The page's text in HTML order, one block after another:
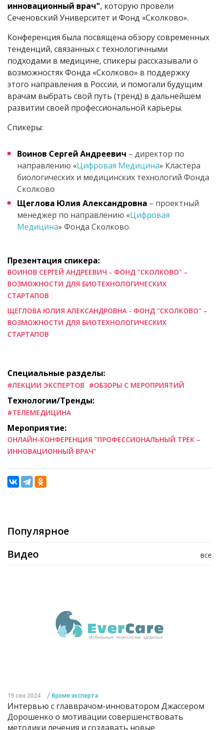
инновационный врач", которую провели
Сеченовский Университет и Фонд «Сколково».
Конференция была посвящена обзору современных
тенденций, связанных с технологичными
подходами в медицине, спикеры рассказывали о
возможностях Фонда «Сколково» в поддержку
этого направления в России, и помогали будущим
врачам выбрать свой путь (тренд) в дальнейшем
развитии своей профессиональной карьеры.
Спикеры:
Воинов Сергей Андреевич – директор по
направлению «Цифровая Медицина» Кластера
биологических и медицинских технологий Фонда
Сколково
Щеглова Юлия Александровна – проектный
менеджер по направлению «Цифровая
Медицина» Фонда Сколково.
Презентация спикера:
ВОИНОВ СЕРГЕЙ АНДРЕЕВИЧ - ФОНД "СКОЛКОВО" –
ВОЗМОЖНОСТИ ДЛЯ БИОТЕХНОЛОГИЧЕСКИХ
СТАРТАПОВ
ЩЕГЛОВА ЮЛИЯ АЛЕКСАНДРОВНА - ФОНД "СКОЛКОВО" –
ВОЗМОЖНОСТИ ДЛЯ БИОТЕХНОЛОГИЧЕСКИХ
СТАРТАПОВ
Специальные разделы:
#ЛЕКЦИИ ЭКСПЕРТОВ #ОБЗОРЫ С МЕРОПРИЯТИЙ
Технологии/Тренды:
#ТЕЛЕМЕДИЦИНА
Мероприятие:
ОНЛАЙН-КОНФЕРЕНЦИЯ "ПРОФЕССИОНАЛЬНЫЙ ТРЕК –
ИННОВАЦИОННЫЙ ВРАЧ"
Популярное
все
Видео
19 сен 2024 / Время эксперта
Интервью с главврачом-инноватором Джассером
Дорошенко о мотивации совершенствовать
методики лечения и создавать новые